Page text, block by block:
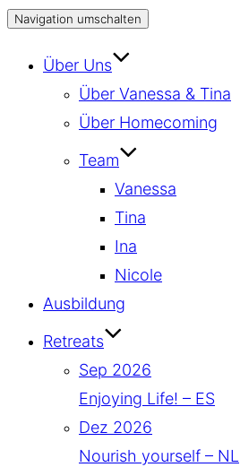
Navigation umschalten
Über Uns
Über Vanessa & Tina
Über Homecoming
Team
Vanessa
Tina
Ina
Nicole
Ausbildung
Retreats
Sep 2026
Enjoying Life! – ES
Dez 2026
Nourish yourself – NL